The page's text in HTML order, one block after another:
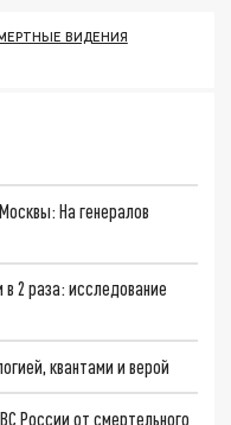
ВИДЕНИЯ
На генералов
2 раза: исследование
квантами и верой
России от смертельного